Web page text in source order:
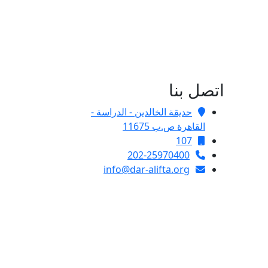
اتصل بنا
حديقة الخالدين - الدراسة -
القاهرة ص.ب 11675
107
202-25970400
info@dar-alifta.org